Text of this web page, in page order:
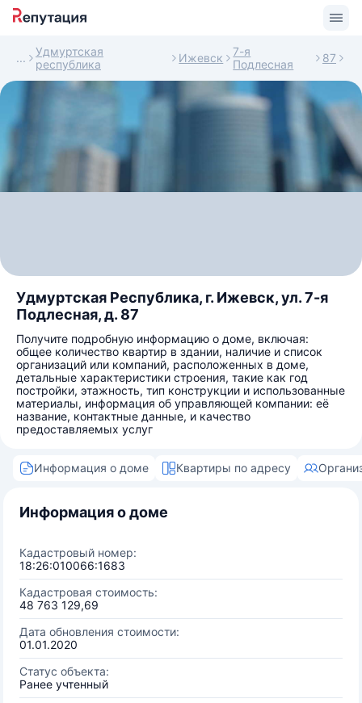
Удмуртская
республика
Ижевск
7-я
Подлесная
87
Удмуртская Республика, г. Ижевск, ул. 7-я
Подлесная, д. 87
Получите подробную информацию о доме, включая:
общее количество квартир в здании, наличие и список
организаций или компаний, расположенных в доме,
детальные характеристики строения, такие как год
постройки, этажность, тип конструкции и использованные
материалы, информация об управляющей компании: её
название, контактные данные, и качество
предоставляемых услуг
Информация о доме Квартиры по адресу
Информация о доме
Кадастровый номер:
18:26:010066:1683
Кадастровая стоимость:
48 763 129,69
Дата обновления стоимости:
01.01.2020
Статус объекта:
Ранее учтенный